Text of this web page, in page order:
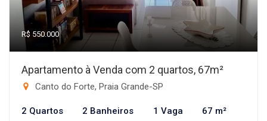
R$ 550.000
Apartamento à Venda com 2 quartos, 67m²
Canto do Forte, Praia Grande-SP
2 Quartos 2 Banheiros 1 Vaga 67 m²